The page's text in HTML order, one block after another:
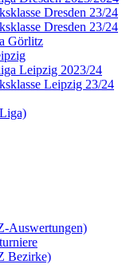
Dresden 23/24
Dresden 23/24
Görlitz
Leipzig 2023/24
Leipzig 23/24
Auswertungen)
Bezirke)